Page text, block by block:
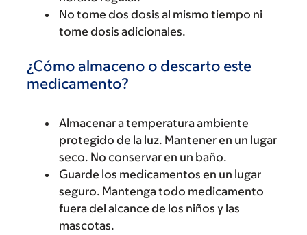
No tome dos dosis al mismo tiempo ni
tome dosis adicionales.
¿Cómo almaceno o descarto este
medicamento?
Almacenar a temperatura ambiente
protegido de la luz. Mantener en un lugar
seco. No conservar en un baño.
Guarde los medicamentos en un lugar
seguro. Mantenga todo medicamento
fuera del alcance de los niños y las
mascotas.